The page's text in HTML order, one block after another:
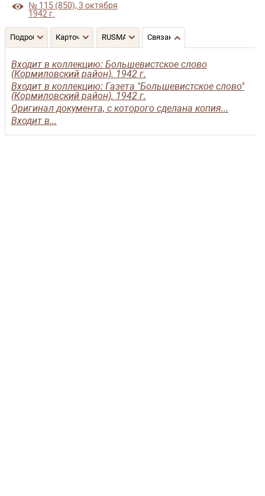
№ 115 (850), 3 октября
1942 г.
Подробнее Карточка RUSMARC Связанные записи
Входит в коллекцию: Большевистское слово
(Кормиловский район). 1942 г.
Входит в коллекцию: Газета "Большевистское слово"
(Кормиловский район). 1942 г.
Оригинал документа, с которого сделана копия...
Входит в...